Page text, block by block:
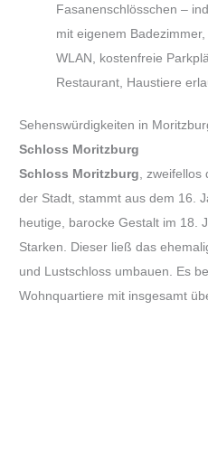
Fasanenschlösschen –
mit eigenem
WLAN, kostenfreie
Restaurant, Haustiere
Sehenswürdigkeiten in
Schloss Moritzburg
Schloss Moritzburg, zweifellos
der Stadt, stammt aus dem 16.
heutige, barocke Gestalt im 18.
Starken. Dieser ließ das
und Lustschloss umbauen. Es
Wohnquartiere mit insgesamt